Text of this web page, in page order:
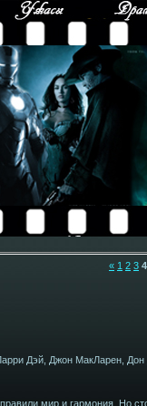
« 1 2 3 4
Дэй, Джон МакЛарен, Дон
мир и гармония. Но